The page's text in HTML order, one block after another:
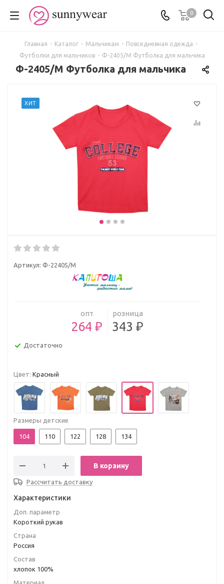
0
Главная - Каталог - Мальчикам - Повседневная одежда -
Футболки для мальчиков - Ф-2405/М Футболка для мальчика
Ф-2405/М Футболка для мальчика
ХИТ
Артикул: Ф-22405/М
опт
264 ₽
розница
343 ₽
Достаточно
Цвет: Красный
Размеры детские
104 110 122 128 134
В корзину
Рассчитать доставку
Характеристики
Доп. параметр
Короткий рукав
Страна
Россия
Состав
хлопок 100%
Материал